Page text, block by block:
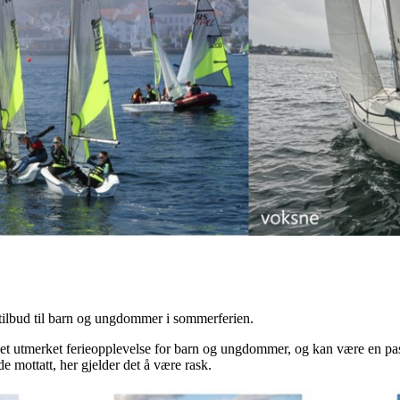
til barn og ungdommer i sommerferien.
utmerket ferieopplevelse for barn og ungdommer, og kan være en
mottatt, her gjelder det å være rask.